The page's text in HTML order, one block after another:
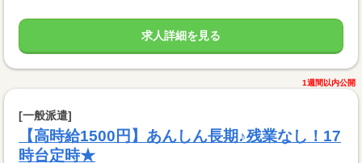
求人詳細を見る
1週間以内公開
[一般派遣]
【高時給1500円】あんしん長期♪残業なし！17
時台定時★